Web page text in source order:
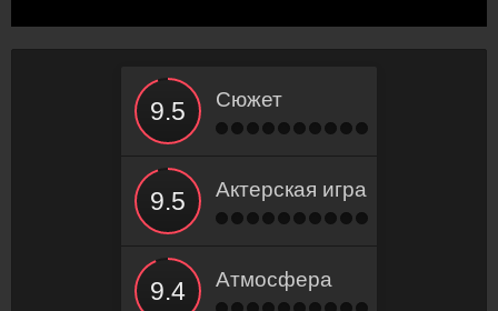
Сюжет
Актерская игра
Атмосфера